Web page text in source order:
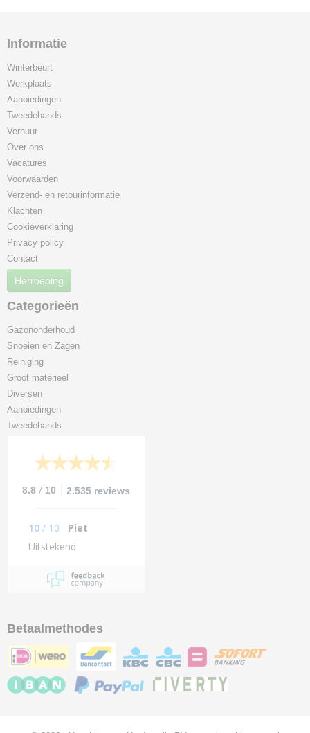
Informatie
Winterbeurt
Werkplaats
Aanbiedingen
Tweedehands
Verhuur
Over ons
Vacatures
Voorwaarden
Verzend- en retourinformatie
Klachten
Cookieverklaring
Privacy policy
Contact
Herroeping
Categorieën
Gazononderhoud
Snoeien en Zagen
Reiniging
Groot materieel
Diversen
Aanbiedingen
Tweedehands
8.8 / 10 2.535 reviews
10 / 10
Piet
Uitstekend
Betaalmethodes